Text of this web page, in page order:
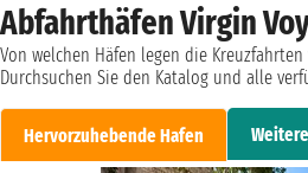
Abfahrthäfen Virgin
Von welchen Häfen legen die Kreuzfahrten
Durchsuchen Sie den Katalog und alle
Hervorzuhebende Hafen